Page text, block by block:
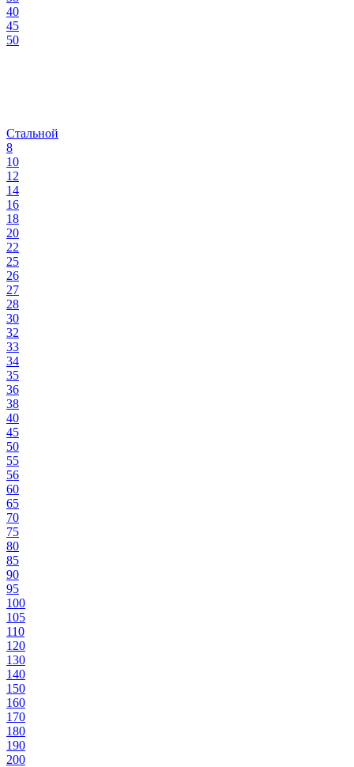
40
45
50
Стальной
8
10
12
14
16
18
20
22
25
26
27
28
30
32
33
34
35
36
38
40
45
50
55
56
60
65
70
75
80
85
90
95
100
105
110
120
130
140
150
160
170
180
190
200